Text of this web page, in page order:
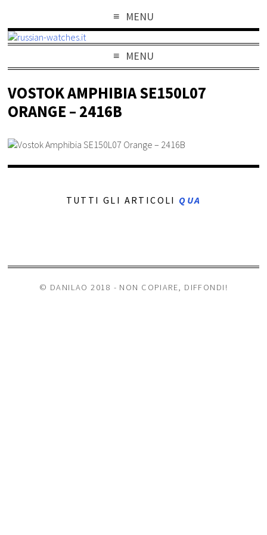
MENU
MENU
VOSTOK AMPHIBIA SE150L07
ORANGE – 2416B
TUTTI GLI ARTICOLI QUA
© DANILAO 2018 - NON COPIARE, DIFFONDI!